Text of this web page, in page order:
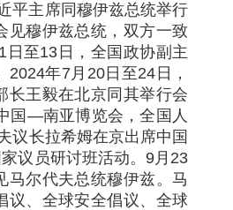
平主席同穆伊兹总统举行
见穆伊兹总统，双方一致
日至13日，全国政协副主
年7月20日至24日，
长王毅在北京同其举行会
国—南亚博览会，全国人
议长拉希姆在京出席中国
议员研讨班活动。9月23
马尔代夫总统穆伊兹。马
议、全球安全倡议、全球